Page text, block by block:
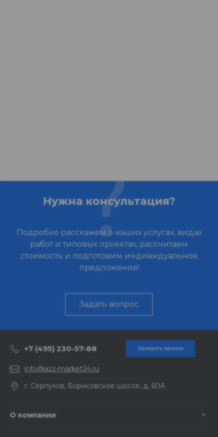
Нужна консультация?
Подробно расскажем о наших услугах, видах
работ и типовых проектах, рассчитаем
стоимость и подготовим индивидуальное
предложение!
Задать вопрос
+7 (495) 230-57-88 Заказать звонок
info@azs-market24.ru
г. Серпухов, Борисовское шоссе, д. 60А
О компании